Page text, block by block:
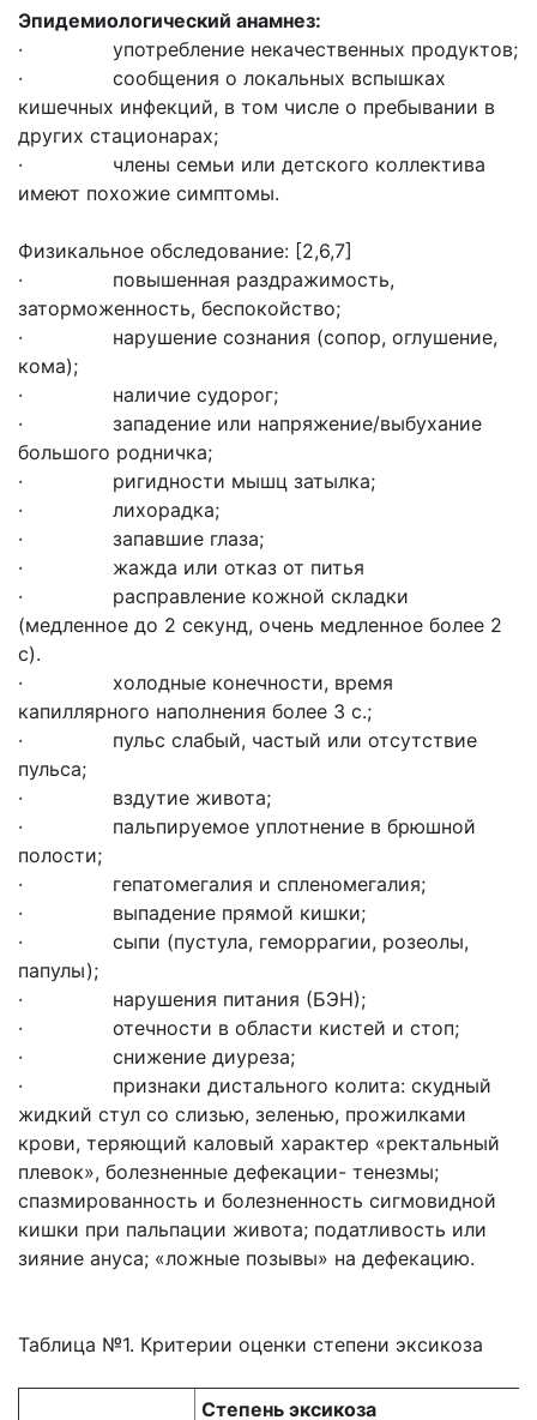
Эпидемиологический анамнез:
· употребление некачественных продуктов;
· сообщения о локальных вспышках
кишечных инфекций, в том числе о пребывании в
других стационарах;
· члены семьи или детского коллектива
имеют похожие симптомы.
Физикальное обследование: [2,6,7]
· повышенная раздражимость,
заторможенность, беспокойство;
· нарушение сознания (сопор, оглушение,
кома);
· наличие судорог;
· западение или напряжение/выбухание
большого родничка;
· ригидности мышц затылка;
· лихорадка;
· запавшие глаза;
· жажда или отказ от питья
· расправление кожной складки
(медленное до 2 секунд, очень медленное более 2
с).
· холодные конечности, время
капиллярного наполнения более 3 с.;
· пульс слабый, частый или отсутствие
пульса;
· вздутие живота;
· пальпируемое уплотнение в брюшной
полости;
· гепатомегалия и спленомегалия;
· выпадение прямой кишки;
· сыпи (пустула, геморрагии, розеолы,
папулы);
· нарушения питания (БЭН);
· отечности в области кистей и стоп;
· снижение диуреза;
· признаки дистального колита: скудный
жидкий стул со слизью, зеленью, прожилками
крови, теряющий каловый характер «ректальный
плевок», болезненные дефекации- тенезмы;
спазмированность и болезненность сигмовидной
кишки при пальпации живота; податливость или
зияние ануса; «ложные позывы» на дефекацию.
Таблица №1. Критерии оценки степени эксикоза
Степень эксикоза